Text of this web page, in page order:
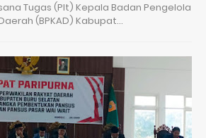
Tugas (Plt) Kepala Badan Pengelola
(BPKAD) Kabupat…